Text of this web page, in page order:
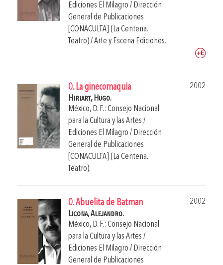
Ediciones El Milagro / Dirección
General de Publicaciones
[CONACULTA] (La Centena.
Teatro) / Arte y Escena Ediciones.
0. La ginecomaquia
2002
Hiriart, Hugo.
México, D. F.: Consejo Nacional
para la Cultura y las Artes /
Ediciones El Milagro / Dirección
General de Publicaciones
[CONACULTA] (La Centena.
Teatro).
0. Abuelita de Batman
2002
Licona, Alejandro.
México, D. F.: Consejo Nacional
para la Cultura y las Artes /
Ediciones El Milagro / Dirección
General de Publicaciones